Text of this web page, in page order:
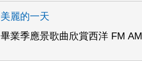
美麗的一天
畢業季應景歌曲欣賞西洋 FM AM